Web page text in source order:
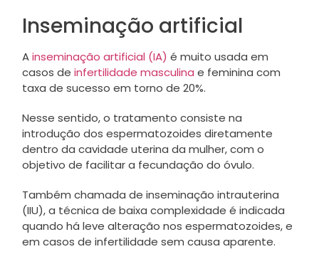
Inseminação artificial
Ainseminação artificial (IA) é muito usada em
casos de infertilidade masculina e feminina com
taxa de sucesso em torno de 20%.
Nesse sentido, o tratamento consiste na
introdução dos espermatozoides diretamente
dentro da cavidade uterina da mulher, com o
objetivo de facilitar a fecundação do óvulo.
Também chamada de inseminação intrauterina
(IIU), a técnica de baixa complexidade é indicada
quando há leve alteração nos espermatozoides, e
em casos de infertilidade sem causa aparente.